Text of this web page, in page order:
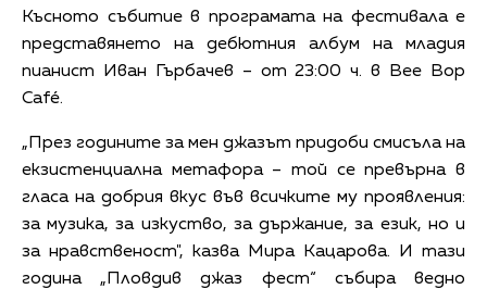
Късното събитие в програмата на фестивала е
представянето на дебютния албум на младия
пианист Иван Гърбачев – от 23:00 ч. в Bee Bop
Café.
„През годините за мен джазът придоби смисъла на
екзистенциална метафора – той се превърна в
гласа на добрия вкус във всичките му проявления:
за музика, за изкуство, за държание, за език, но и
за нравственост", казва Мира Кацарова. И тази
година „Пловдив джаз фест“ събира ведно